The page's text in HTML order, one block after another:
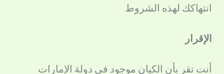
انتهاكك لهذه الشروط
الإقرار
أنت تقر بأن الكيان موجود في دولة الإمارات